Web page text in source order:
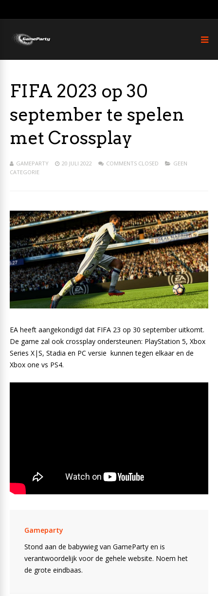
FIFA 2023 op 30
september te spelen
met Crossplay
GAMEPARTY 20 JULI 2022 COMMENTS CLOSED
GEEN
CATEGORIE
EA heeft aangekondigd dat FIFA 23 op 30 september uitkomt.
De game zal ook crossplay ondersteunen: PlayStation 5, Xbox
Series X|S, Stadia en PC versie kunnen tegen elkaar en de
Xbox one vs PS4.
Gameparty
Stond aan de babywieg van GameParty en is
verantwoordelijk voor de gehele website. Noem het
de grote eindbaas.